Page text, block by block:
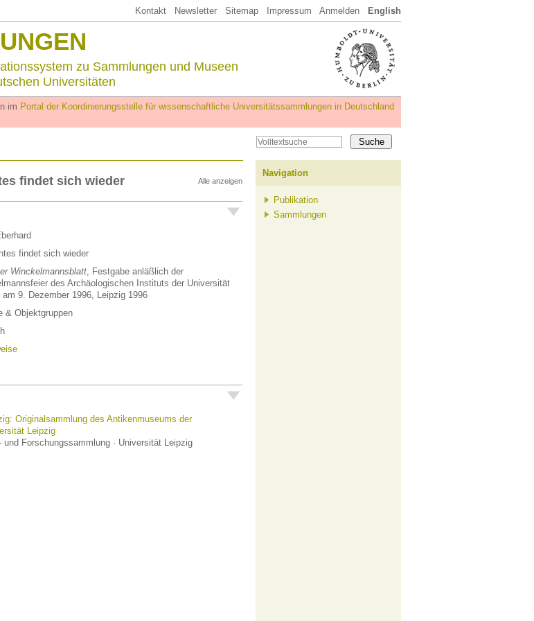
Kontakt Newsletter Sitemap Impressum Anmelden English
zu Sammlungen und Museen
Universitäten
im Portal der Koordinierungsstelle für wissenschaftliche Universitätssammlungen in Deutschland
Alle anzeigen
findet sich wieder
findet sich wieder
Winckelmannsblatt, Festgabe anläßlich der
des Archäologischen Instituts der Universität
am 9. Dezember 1996, Leipzig 1996
& Objektgruppen
Originalsammlung des Antikenmuseums der
Leipzig
und Forschungssammlung · Universität Leipzig
Navigation
Publikation
Sammlungen